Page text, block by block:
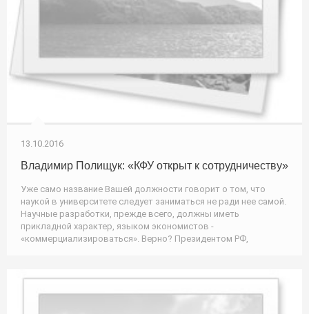
13.10.2016
Владимир Полищук: «КФУ открыт к сотрудничеству»
Уже само название Вашей должности говорит о том, что
наукой в университете следует заниматься не ради нее самой.
Научные разработки, прежде всего, должны иметь
прикладной характер, языком экономистов -
«коммерциализироваться». Верно? Президентом РФ,